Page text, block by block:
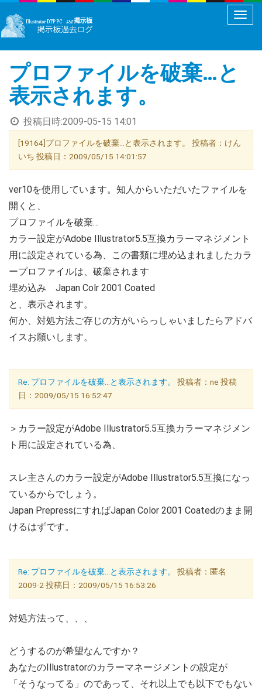
メ
ュ
え
プロファイルを破棄…と
表示されます。
投稿日時:2009-05-15 14:01
[19164]プロファイルを破棄…と表示されます。 投稿者：けん
いち 投稿日：2009/05/15 14:01:57
ver10を使用しています。知人からいただいたファイルを
開くと、
プロファイルを破棄…
カラー設定がAdobe Illustrator5.5互換カラーマネジメント
用に設定されている為、この書類に埋め込まれましたカラ
ープロファイルは、破棄されます
埋め込み Japan Colr 2001 Coated
と、表示されます。
何か、対処方法ご存じの方がいらっしゃいましたらアドバ
イスお願いします。
Re: プロファイルを破棄…と表示されます。
投稿者：ne 投稿
日：2009/05/15 16:52:47
＞カラー設定がAdobe Illustrator5.5互換カラーマネジメン
ト用に設定されている為、
スレ主さんのカラー設定がAdobe Illustrator5.5互換になっ
ているからでしょう。
Japan PrepressにすればJapan Color 2001 Coatedのまま開
けるはずです。
Re: プロファイルを破棄…と表示されます。
投稿者：匿名
2009-2 投稿日：2009/05/15 16:53:26
対処方法って、、、
どうするのが希望なんですか？
あなたのIllustratorのカラーマネージメントの設定が
「そうなってる」のであって、それ以上でも以下でもない